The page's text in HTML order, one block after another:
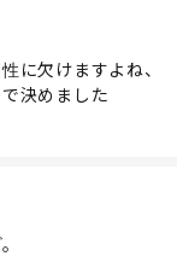
に欠けますよね、
決めました